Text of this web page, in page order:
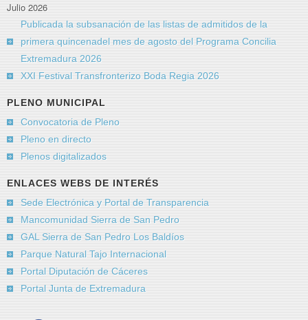
Julio 2026
Publicada la subsanación de las listas de admitidos de la
primera quincenadel mes de agosto del Programa Concilia
Extremadura 2026
XXI Festival Transfronterizo Boda Regia 2026
PLENO MUNICIPAL
Convocatoria de Pleno
Pleno en directo
Plenos digitalizados
ENLACES WEBS DE INTERÉS
Sede Electrónica y Portal de Transparencia
Mancomunidad Sierra de San Pedro
GAL Sierra de San Pedro Los Baldíos
Parque Natural Tajo Internacional
Portal Diputación de Cáceres
Portal Junta de Extremadura